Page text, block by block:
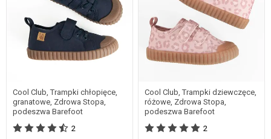
26 27 28
29
Cool Club, Trampki chłopięce,
granatowe, Zdrowa Stopa,
podeszwa Barefoot
2
19 21 22
Cool Club, Trampki dziewczęce,
różowe, Zdrowa Stopa,
podeszwa Barefoot
2